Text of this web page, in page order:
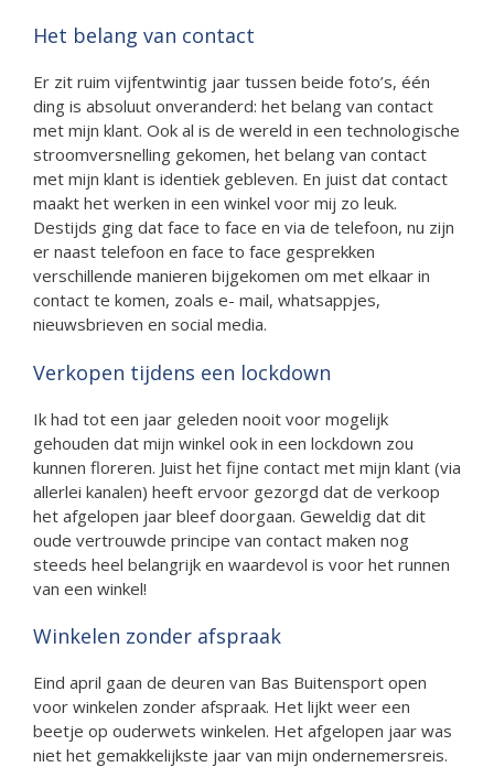
Het belang van contact
Er zit ruim vijfentwintig jaar tussen beide foto’s, één
ding is absoluut onveranderd: het belang van contact
met mijn klant. Ook al is de wereld in een technologische
stroomversnelling gekomen, het belang van contact
met mijn klant is identiek gebleven. En juist dat contact
maakt het werken in een winkel voor mij zo leuk.
Destijds ging dat face to face en via de telefoon, nu zijn
er naast telefoon en face to face gesprekken
verschillende manieren bijgekomen om met elkaar in
contact te komen, zoals e- mail, whatsappjes,
nieuwsbrieven en social media.
Verkopen tijdens een lockdown
Ik had tot een jaar geleden nooit voor mogelijk
gehouden dat mijn winkel ook in een lockdown zou
kunnen floreren. Juist het fijne contact met mijn klant (via
allerlei kanalen) heeft ervoor gezorgd dat de verkoop
het afgelopen jaar bleef doorgaan. Geweldig dat dit
oude vertrouwde principe van contact maken nog
steeds heel belangrijk en waardevol is voor het runnen
van een winkel!
Winkelen zonder afspraak
Eind april gaan de deuren van Bas Buitensport open
voor winkelen zonder afspraak. Het lijkt weer een
beetje op ouderwets winkelen. Het afgelopen jaar was
niet het gemakkelijkste jaar van mijn ondernemersreis.